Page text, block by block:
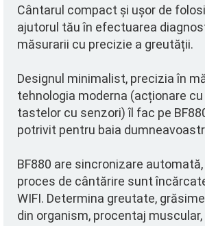
Cântarul compact și ușor de
ajutorul tău în efectuarea
măsurarii cu precizie a greutății.
Designul minimalist, precizia în
tehnologia moderna (acționare cu
tastelor cu senzori) îl fac pe
potrivit pentru baia
BF880 are sincronizare
proces de cântărire sunt
WIFI. Determina greutate,
din organism, procentaj